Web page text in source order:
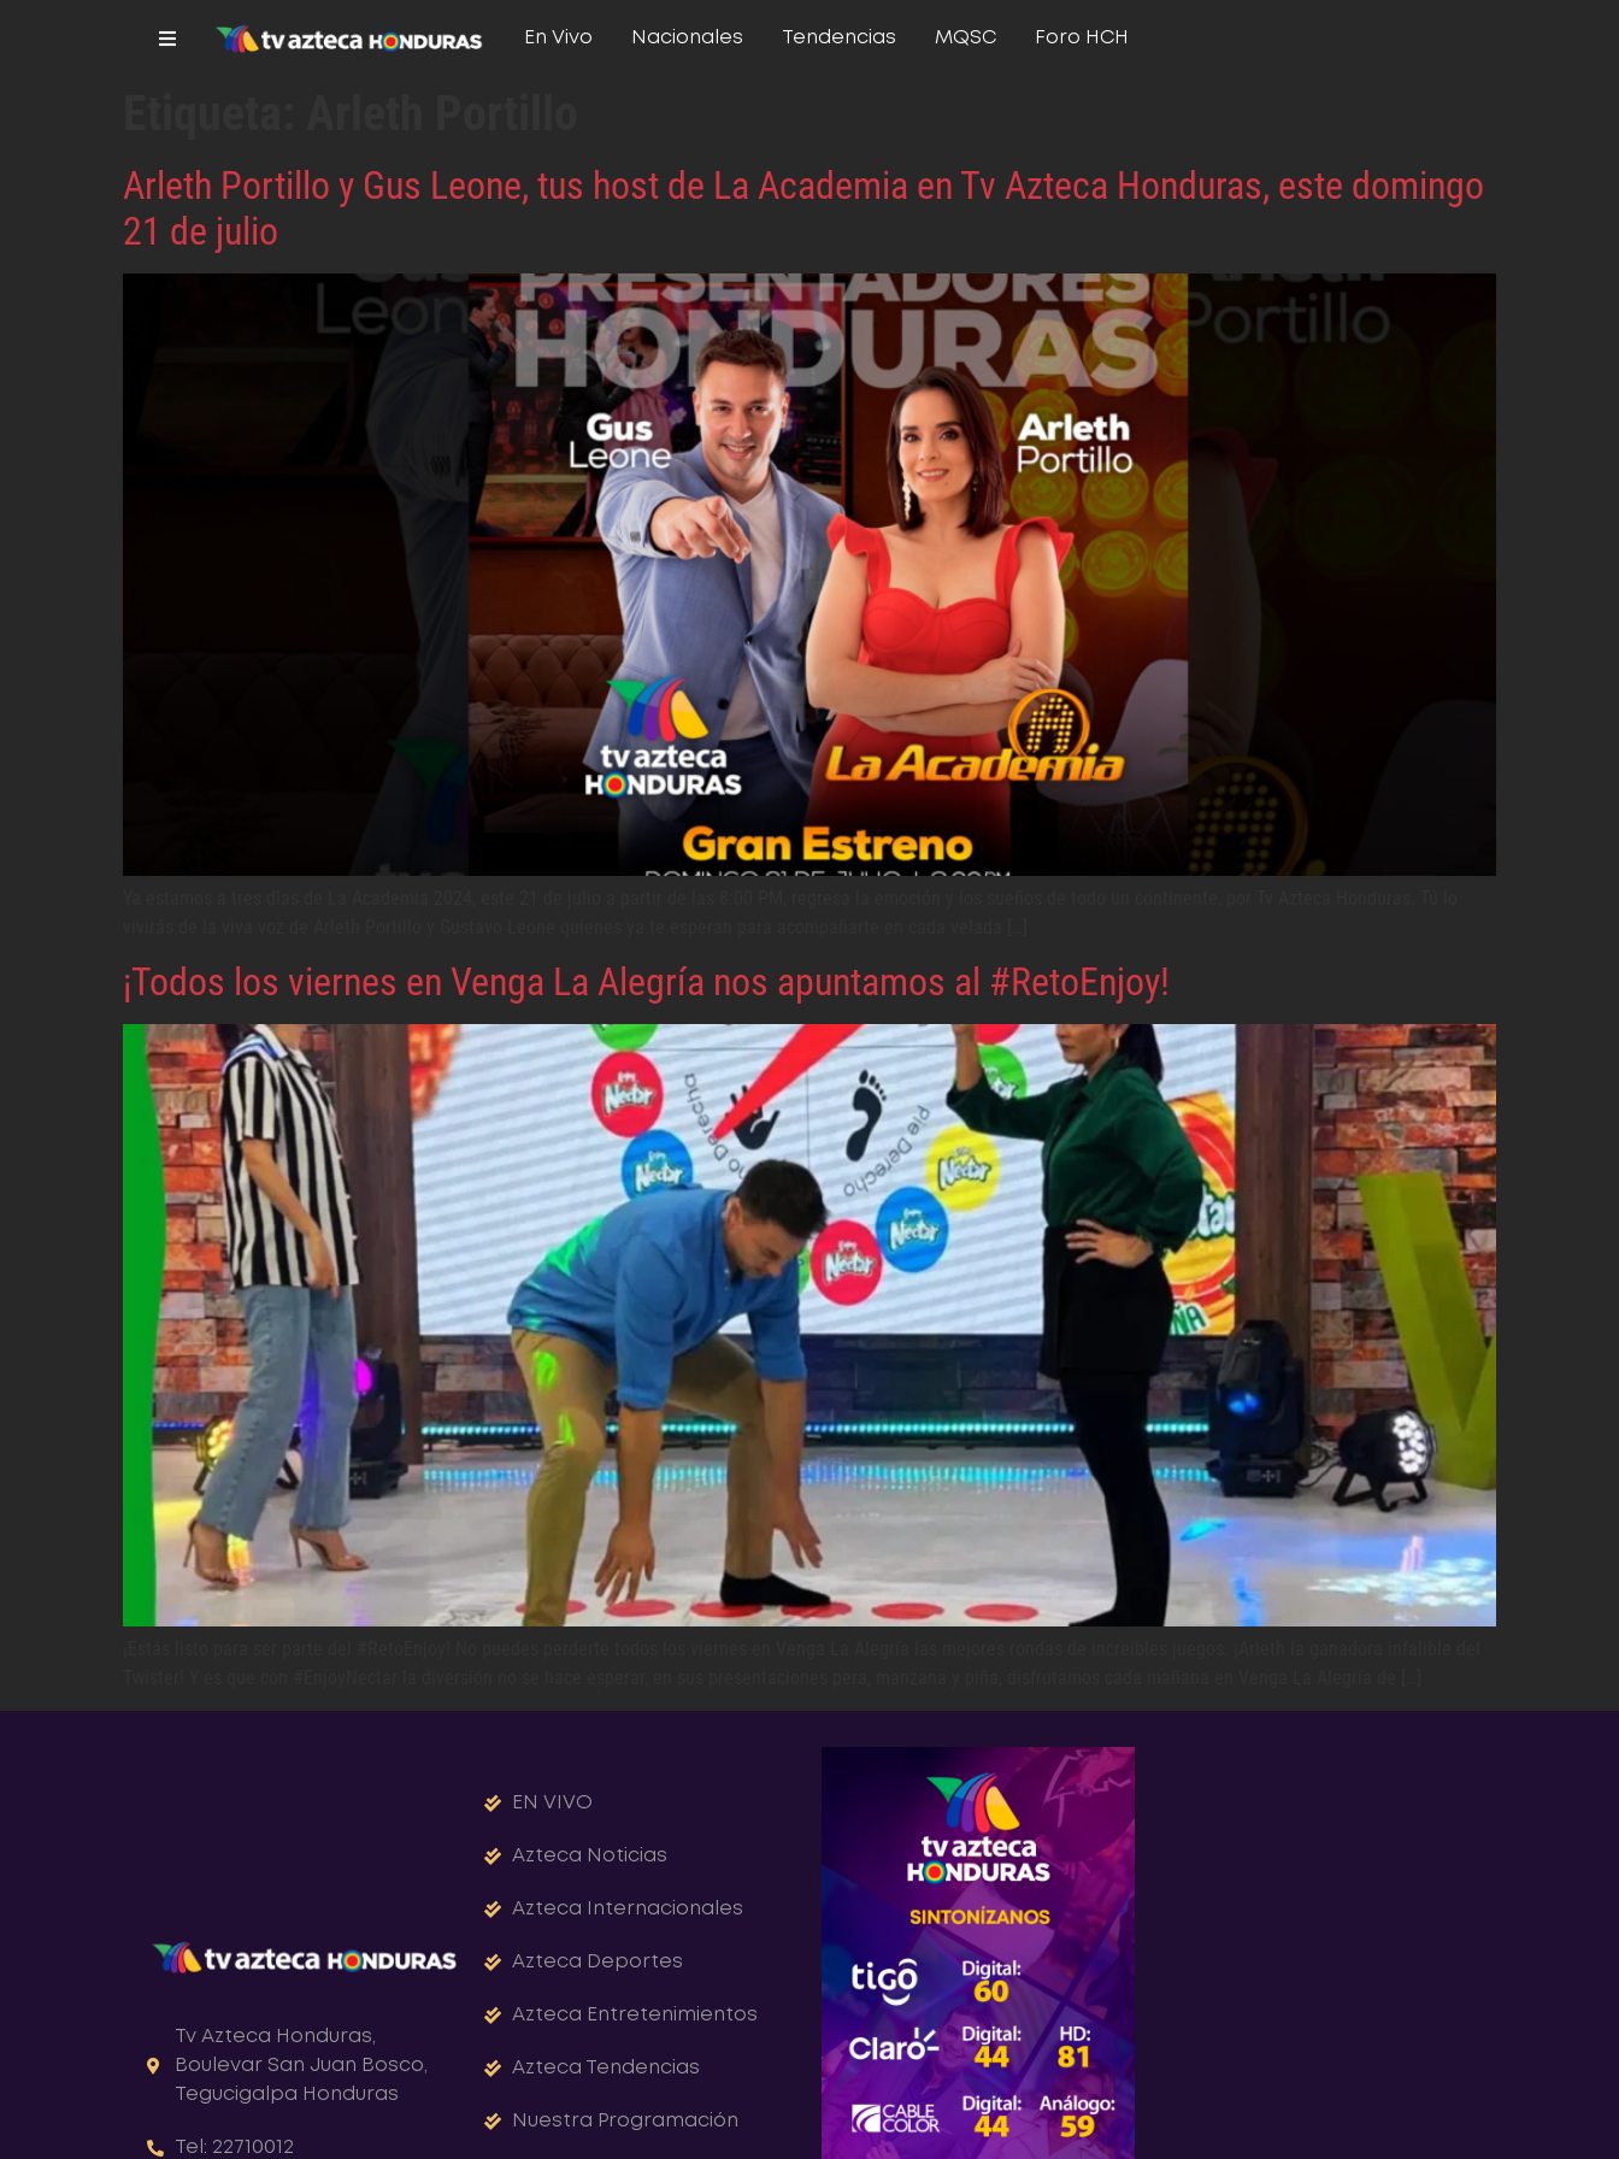
En Vivo Nacionales Tendencias MQSC Foro HCH
Arleth Portillo y Gus Leone, tus host de La Academia en Tv Azteca Honduras, este domingo
21 de julio
¡Todos los viernes en Venga La Alegría nos apuntamos al #RetoEnjoy!
Tv Azteca Honduras,
Boulevar San Juan Bosco,
Tegucigalpa Honduras
Tel: 22710012
EN VIVO
Azteca Noticias
Azteca Internacionales
Azteca Deportes
Azteca Entretenimientos
Azteca Tendencias
Nuestra Programación